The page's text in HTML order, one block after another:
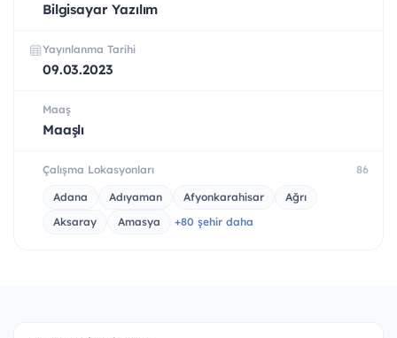
Bilgisayar Yazılım
Yayınlanma Tarihi
09.03.2023
Maaş
Maaşlı
Çalışma Lokasyonları 86
Adana Adıyaman Afyonkarahisar
Ağrı
Aksaray
Amasya +80 şehir daha